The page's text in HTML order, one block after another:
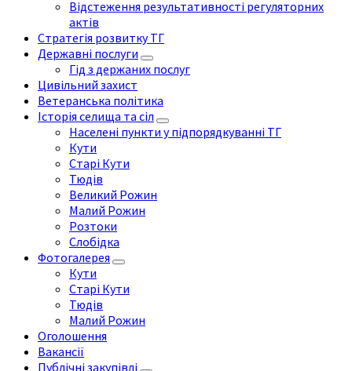
Відстеження результативності регуляторних
актів
Стратегія розвитку ТГ
Державні послуги
Гід з держаних послуг
Цивільний захист
Ветеранська політика
Історія селища та сіл
Населені пункти у підпорядкуванні ТГ
Кути
Старі Кути
Тюдів
Великий Рожин
Малий Рожин
Розтоки
Слобідка
Фотогалерея
Кути
Старі Кути
Тюдів
Малий Рожин
Оголошення
Вакансії
Публічні закупівлі